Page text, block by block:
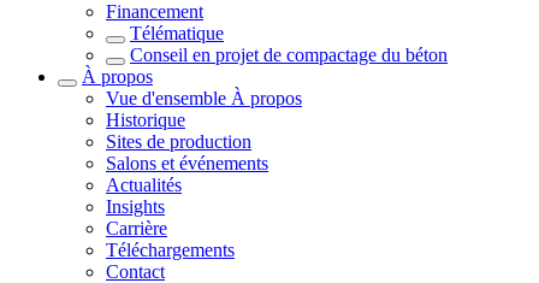
Financement
Télématique
Conseil en projet de compactage du béton
À propos
Vue d'ensemble À propos
Historique
Sites de production
Salons et événements
Actualités
Insights
Carrière
Téléchargements
Contact